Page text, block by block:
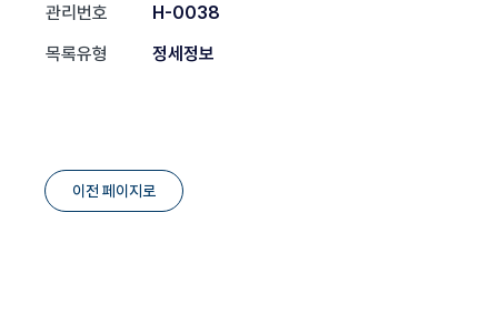
관리번호
H-0038
목록유형
정세정보
이전 페이지로